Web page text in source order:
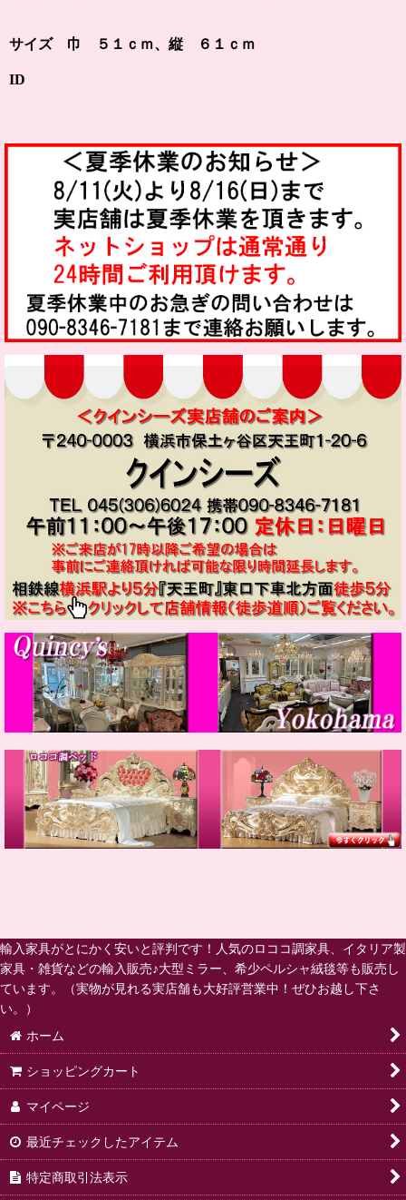
サイズ 巾 ５１ｃｍ、縦 ６１ｃｍ
ID
輸入家具がとにかく安いと評判です！人気のロココ調家具、イタリア製
家具・雑貨などの輸入販売♪大型ミラー、希少ペルシャ絨毯等も販売し
ています。（実物が見れる実店舗も大好評営業中！ぜひお越し下さ
い。）
ホーム
ショッピングカート
マイページ
最近チェックしたアイテム
特定商取引法表示